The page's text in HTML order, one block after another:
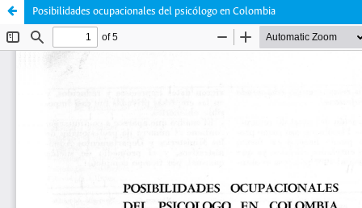
Posibilidades ocupacionales del psicólogo en Colombia